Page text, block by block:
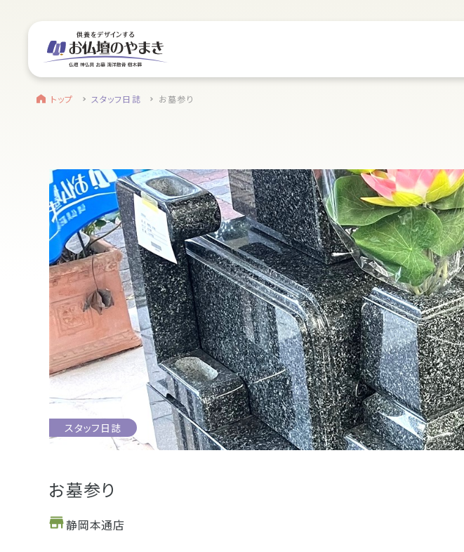
find a store お近くのお店を探す
駐車場
駐車場12台駐車可能
所在地
〒434-0026
静岡県浜松市浜北区東美薗182
電話番号
053-586-7876
地図を開く 店舗評価 詳細を見る
浜松店 藤枝店 焼津本店 静岡本通店
site menu サイトメニュー
静岡のお盆
盆提灯・初盆で使う品・その他お盆用品
main service
お仏壇
お仏壇を探す
処分・廃棄
お位牌
お位牌を探す
処分・廃棄
仏具
仏具を探す
お客様の声
お墓
お墓をつくる
リフォーム
お客様の声
海洋散骨
TOP
樹木葬
トップ スタッフ日誌 お墓参り
スタッフ日誌
お墓参り
静岡本通店